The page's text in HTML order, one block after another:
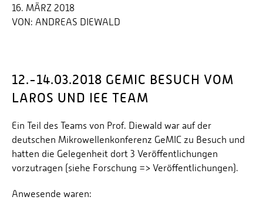
16. MÄRZ 2018
VON: ANDREAS DIEWALD
12.-14.03.2018 GEMIC BESUCH VOM
LAROS UND IEE TEAM
Ein Teil des Teams von Prof. Diewald war auf der
deutschen Mikrowellenkonferenz GeMIC zu Besuch und
hatten die Gelegenheit dort 3 Veröffentlichungen
vorzutragen (siehe Forschung => Veröffentlichungen).
Anwesende waren: